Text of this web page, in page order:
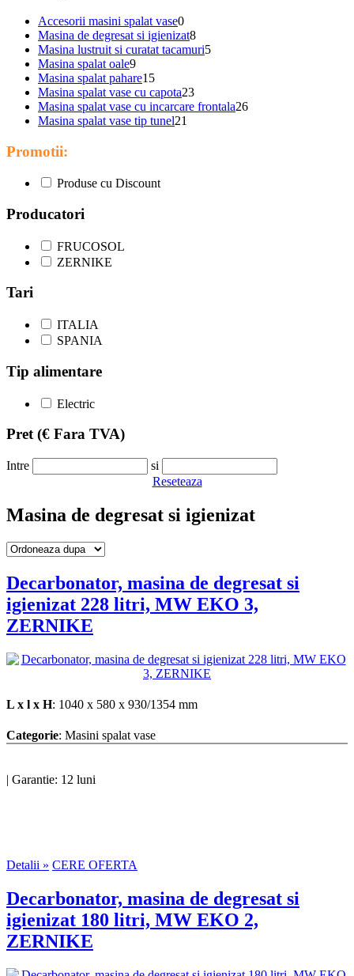
Accesorii masini spalat vase0
Masina de degresat si igienizat8
Masina lustruit si curatat tacamuri5
Masina spalat oale9
Masina spalat pahare15
Masina spalat vase cu capota23
Masina spalat vase cu incarcare frontala26
Masina spalat vase tip tunel21
Promotii:
Produse cu Discount
Producatori
FRUCOSOL
ZERNIKE
Tari
ITALIA
SPANIA
Tip alimentare
Electric
Pret(€ Fara TVA)
Intre
si
Reseteaza
Masina de degresat si igienizat
Decarbonator, masina de degresat si
igienizat 228 litri, MW EKO 3,
ZERNIKE
L x l x H: 1040 x 580 x 930/1354 mm
Categorie: Masini spalat vase
| Garantie: 12 luni
Detalii » CERE OFERTA
Decarbonator, masina de degresat si
igienizat 180 litri, MW EKO 2,
ZERNIKE